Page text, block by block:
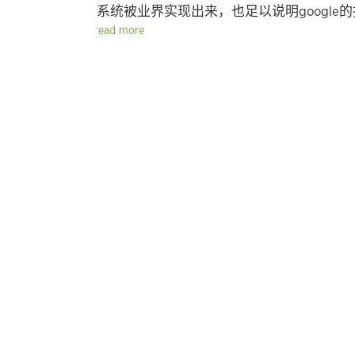
系统被业界实现出来，也足以说明google的
read more